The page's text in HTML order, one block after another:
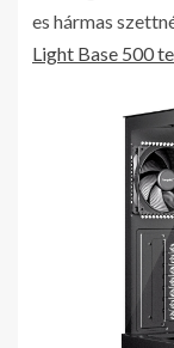
es hármas
Light Base 500